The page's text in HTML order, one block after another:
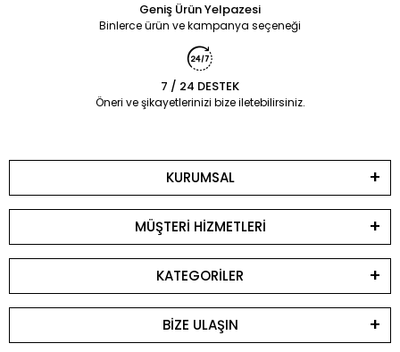
Geniş Ürün Yelpazesi
Binlerce ürün ve kampanya seçeneği
7 / 24 DESTEK
Öneri ve şikayetlerinizi bize iletebilirsiniz.
KURUMSAL
MÜŞTERİ HİZMETLERİ
KATEGORİLER
BİZE ULAŞIN